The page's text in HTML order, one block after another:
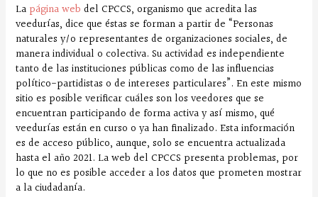
La página web del CPCCS, organismo que acredita las
veedurías, dice que éstas se forman a partir de “Personas
naturales y/o representantes de organizaciones sociales, de
manera individual o colectiva. Su actividad es independiente
tanto de las instituciones públicas como de las influencias
político-partidistas o de intereses particulares”. En este mismo
sitio es posible verificar cuáles son los veedores que se
encuentran participando de forma activa y así mismo, qué
veedurías están en curso o ya han finalizado. Esta información
es de acceso público, aunque, solo se encuentra actualizada
hasta el año 2021. La web del CPCCS presenta problemas, por
lo que no es posible acceder a los datos que prometen mostrar
a la ciudadanía.